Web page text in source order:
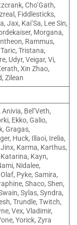
Cho’Gath,
Fiddlesticks,
Jax, Kai’Sa, Lee Sin,
Morgana,
Rammus,
Tristana,
Udyr, Veigar, Vi,
Xin Zhao,
Zilean
Bel’Veth,
Ekko, Galio,
Gragas,
Huck, Illaoi, Irelia,
Karma, Karthus,
Kayn,
Nidalee,
Pyke, Samira,
Shaco, Shen,
Sylas, Syndra,
Trundle, Twitch,
Vex, Vladimir,
Yorick, Zyra